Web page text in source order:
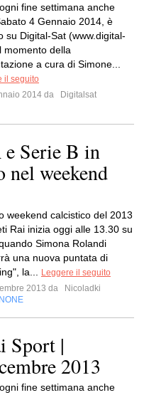
fine settimana anche
4 Gennaio 2014, è
su Digital-Sat (www.digital-
momento della
a cura di Simone...
il seguito
2014 da
Digitalsat
Serie B in
nel weekend
weekend calcistico del 2013
Rai inizia oggi alle 13.30 su
Simona Rolandi
una nuova puntata di
la...
Leggere il seguito
2013 da
Nicoladki
NONE
Sport |
2013
fine settimana anche